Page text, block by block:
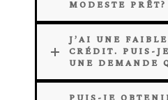
MODESTE PRÊT?
J’AI UNE
CRÉDIT. PUIS-
UNE DEMANDE